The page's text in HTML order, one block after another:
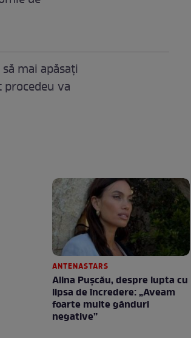
mai apăsaţi
procedeu va
ANTENASTARS
Alina Pușcău, despre lupta cu
lipsa de încredere: „Aveam
foarte multe gânduri
negative”